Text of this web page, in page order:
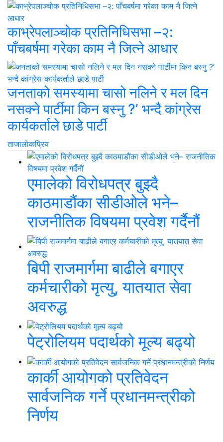
काभ्रेपलाञ्चोक प्रतिनिधिसभा –२:
पाँचबर्षमा गरेका काम नै जित्ने आधार
जनताको समस्यामा चासो नलिने र मल दिन
नसक्ने पार्टीमा किन बस्नु ?’ भन्दै कांग्रेस
कार्यकर्ताले छाडे पार्टी
ताजालाेकप्रिय
एमालेको विरोधपत्र बुझ्दै
काठमाडौंका सीडीओले भने–
राजनीतिक विषयमा प्रवेश गर्दैनौं
बिपी राजमार्गमा बाढीले बगाएर
कर्मचारीको मृत्यु, यातयात सेवा
अवरुद्ध
पेट्रोलियम पदार्थको मूल्य बढ्यो
कार्की आयोगको प्रतिवेदन
सार्वजनिक गर्ने प्रधानमन्त्रीको
निर्णय